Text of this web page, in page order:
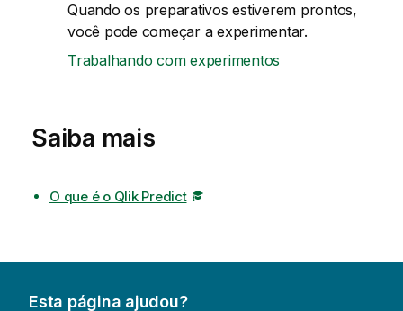
Quando os preparativos estiverem prontos,
você pode começar a experimentar.
Trabalhando com experimentos
Saiba mais
O que é o Qlik Predict
Esta página ajudou?